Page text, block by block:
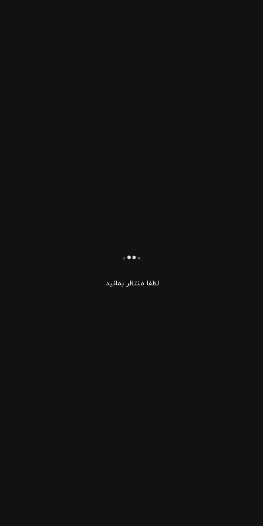
لطفا منتظر بمانید.